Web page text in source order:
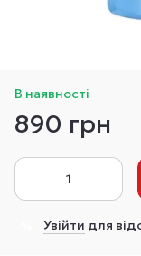
В наявності
890 грн
Увійти для